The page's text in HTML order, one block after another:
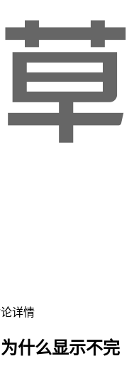
详情
什么显示不完